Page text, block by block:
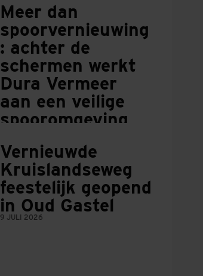
Meer dan
spoorvernieuwing
: achter de
schermen werkt
Dura Vermeer
aan een veilige
spooromgeving
Vernieuwde
Kruislandseweg
feestelijk geopend
in Oud Gastel
9 JULI 2026